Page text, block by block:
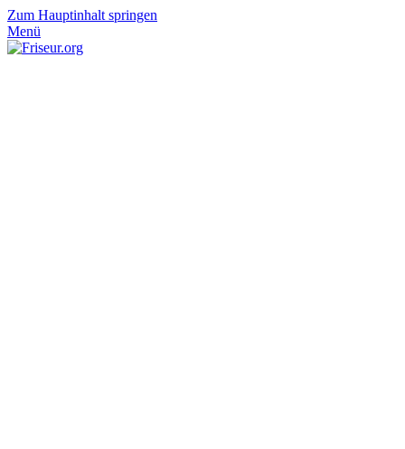
Zum Hauptinhalt springen
Menü